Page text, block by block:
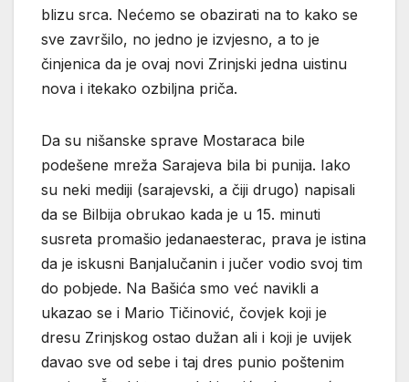
blizu srca. Nećemo se obazirati na to kako se
sve završilo, no jedno je izvjesno, a to je
činjenica da je ovaj novi Zrinjski jedna uistinu
nova i itekako ozbiljna priča.
Da su nišanske sprave Mostaraca bile
podešene mreža Sarajeva bila bi punija. Iako
su neki mediji (sarajevski, a čiji drugo) napisali
da se Bilbija obrukao kada je u 15. minuti
susreta promašio jedanaesterac, prava je istina
da je iskusni Banjalučanin i jučer vodio svoj tim
do pobjede. Na Bašića smo već navikli a
ukazao se i Mario Tičinović, čovjek koji je
dresu Zrinjskog ostao dužan ali i koji je uvijek
davao sve od sebe i taj dres punio poštenim